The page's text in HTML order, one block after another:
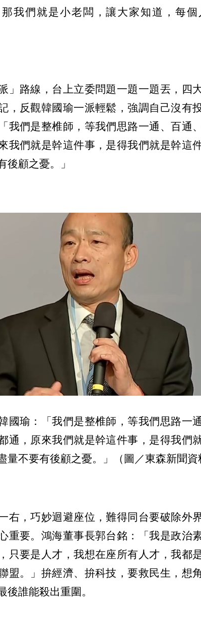
我們就是小老闆，讓大家知道，每
」路線，台上立委問題一題一題丟，四
，反觀韓國瑜一派輕鬆，強調自己沒有
我們是整椎師，等我們思路一通、百通
我們就是幹這件事，是得我們就是幹這
後顧之憂。」
國瑜：「我們是整椎師，等我們思路一
通，原來我們就是幹這件事，是得我們
量不要有後顧之憂。」（圖／東森新聞資
右，巧妙迴避座位，難得同台要破除外
重要。鴻海董事長郭台銘：「我是政治
只要是人才，我想在座所有人才，我都
盟。」拚經濟、拚科技，要救民生，想
後誰能殺出重圍。